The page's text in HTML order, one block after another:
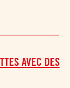
AVEC DES